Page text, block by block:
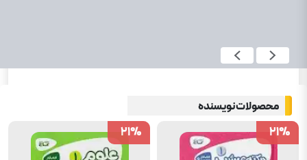
محصولات نویسنده
21%
21%
21%
21%